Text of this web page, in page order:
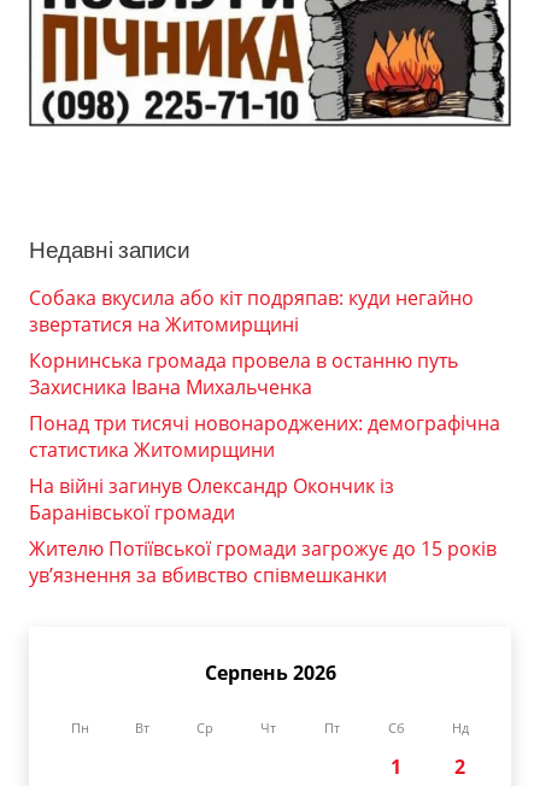
Недавні записи
Собака вкусила або кіт подряпав: куди негайно
звертатися на Житомирщині
Корнинська громада провела в останню путь
Захисника Івана Михальченка
Понад три тисячі новонароджених: демографічна
статистика Житомирщини
На війні загинув Олександр Окончик із
Баранівської громади
Жителю Потіївської громади загрожує до 15 років
ув’язнення за вбивство співмешканки
Серпень 2026
Пн Вт Ср Чт Пт Сб Нд
1
2